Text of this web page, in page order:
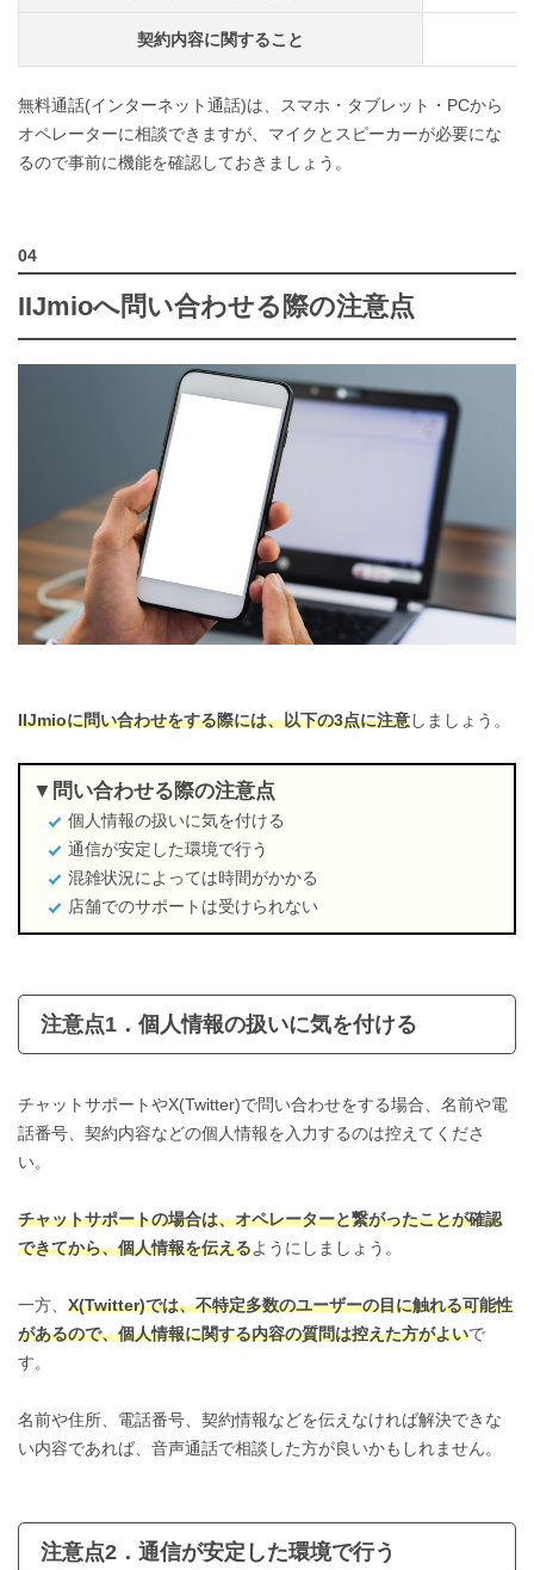
契約内容に関すること
無料通話(インターネット通話)は、スマホ・タブレット・PCから
オペレーターに相談できますが、マイクとスピーカーが必要にな
るので事前に機能を確認しておきましょう。
IIJmioへ問い合わせる際の注意点
IIJmioに問い合わせをする際には、以下の3点に注意しましょう。
問い合わせる際の注意点
個人情報の扱いに気を付ける
通信が安定した環境で行う
混雑状況によっては時間がかかる
店舗でのサポートは受けられない
注意点1．個人情報の扱いに気を付ける
チャットサポートやX(Twitter)で問い合わせをする場合、名前や電
話番号、契約内容などの個人情報を入力するのは控えてくださ
い。
チャットサポートの場合は、オペレーターと繋がったことが確認
できてから、個人情報を伝えるようにしましょう。
一方、 X(Twitter)では、不特定多数のユーザーの目に触れる可能性
があるので、個人情報に関する内容の質問は控えた方がよいで
す。
名前や住所、電話番号、契約情報などを伝えなければ解決できな
い内容であれば、音声通話で相談した方が良いかもしれません。
注意点2．通信が安定した環境で行う